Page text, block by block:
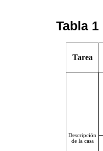
Tabla 1
Tarea
Descripción
de la casa